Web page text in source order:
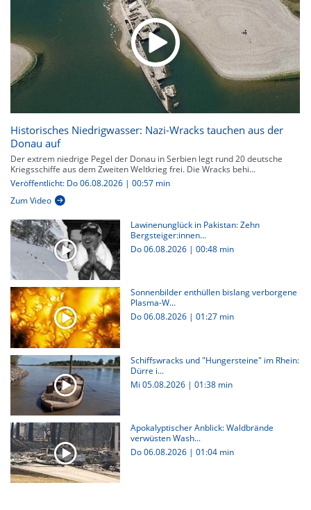
Historisches Niedrigwasser: Nazi-Wracks tauchen aus der
Donau auf
Der extrem niedrige Pegel der Donau in Serbien legt rund 20 deutsche
Kriegsschiffe aus dem Zweiten Weltkrieg frei. Die Wracks behi...
Veröffentlicht: Do 06.08.2026 | 00:57 min
Zum Video
Lawinenunglück in Pakistan: Zehn
Bergsteiger:innen...
Do 06.08.2026 | 00:48 min
Sonnenbilder enthüllen bislang verborgene
Plasma-W...
Do 06.08.2026 | 01:27 min
Schiffswracks und "Hungersteine" im Rhein:
Dürre i...
Mi 05.08.2026 | 01:38 min
Apokalyptischer Anblick: Waldbrände
verwüsten Wash...
Do 06.08.2026 | 01:04 min